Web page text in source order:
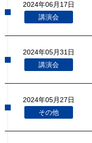
2024年06月17日
講演会
2024年05月31日
講演会
2024年05月27日
その他